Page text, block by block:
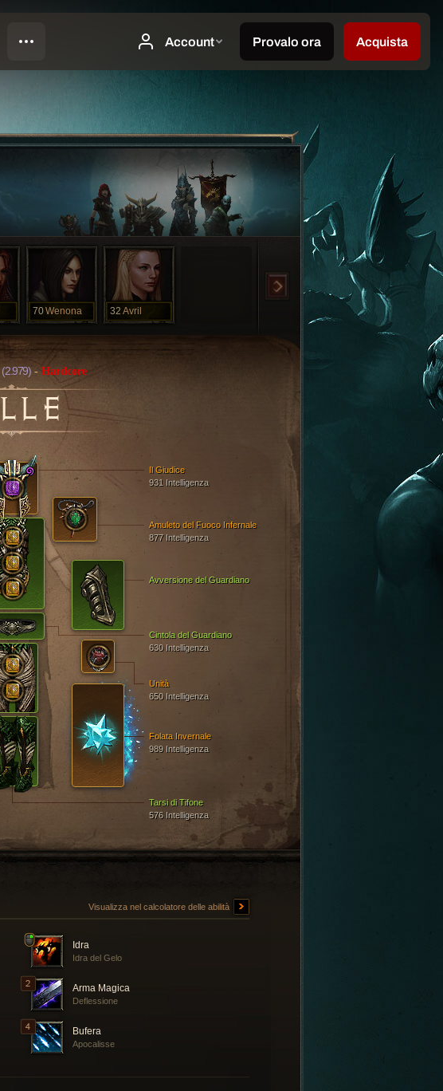
70Wenona 32 Avril
(2.979) - Hardcore
LLE
Il Giudice
931 Intelligenza
Tarsi di Tifone
576 Intelligenza
Avversione del Guardiano
Folata Invernale
989 Intelligenza
Cintola del Guardiano
630 Intelligenza
Unità
650 Intelligenza
Amuleto del Fuoco Infernale
877 Intelligenza
Visualizza nel calcolatore delle abilità
Idra
Idra del Gelo
Arma Magica
Deflessione
Bufera
Apocalisse